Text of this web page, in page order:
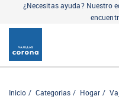
¿Necesitas ayuda? Nuestro
Inicio Categorias Hogar